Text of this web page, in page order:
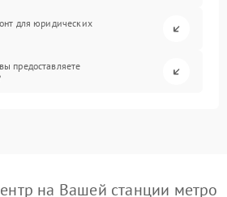
для юридических
предоставляете
на Вашей станции метро